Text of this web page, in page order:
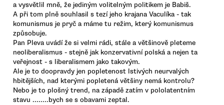
a vysvětlil mně, že jediným volitelným politikem je Babiš.
A při tom plně souhlasil s tezí jeho krajana Vaculíka - tak
komunismus je pryč a máme tu režim, který komunismus
způsobuje.
Pan Pleva uvádí že si velmi rádi, stále a většinově pleteme
neoliberalismus - stejně jak konzervativní polská a nejen ta
veřejnost - s liberalismem jako takovým.
Ale je to doopravdy jen popletenost lstivých neurvalých
hbitějších, nad kterými popletená většiny nemá kontrolu?
Nebo je to plošný trend, na západě zatím v pololatentním
stavu ........bych se s obavami zeptal.